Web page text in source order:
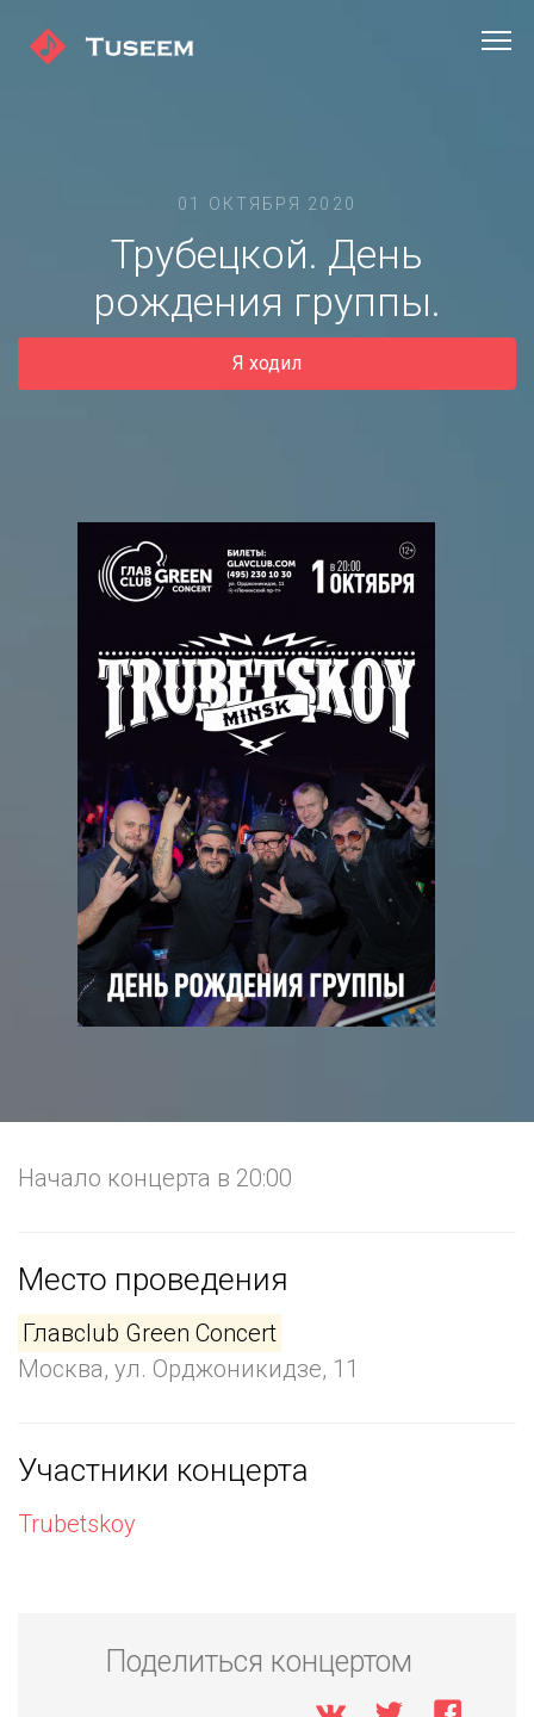
01 ОКТЯБРЯ 2020
Трубецкой. День
рождения группы.
Я ходил
Начало концерта в 20:00
Место проведения
Главclub Green Concert
Москва, ул. Орджоникидзе, 11
Участники концерта
Trubetskoy
Поделиться концертом